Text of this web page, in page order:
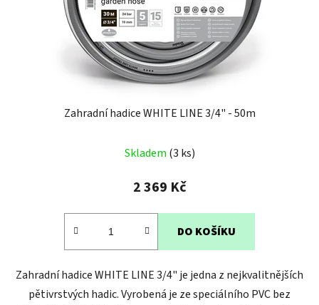
Zahradní hadice WHITE LINE 3/4" - 50m
hodnocení
produktu
3,6
hvězdiček.
Skladem (3 ks)
2 369 Kč
DO KOŠÍKU
Zahradní hadice WHITE LINE 3/4" je jedna z nejkvalitnějších
pětivrstvých hadic. Vyrobená je ze speciálního PVC bez